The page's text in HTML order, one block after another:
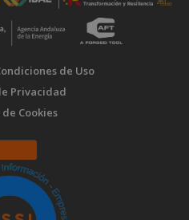
de Uso
Privacidad
Cookies